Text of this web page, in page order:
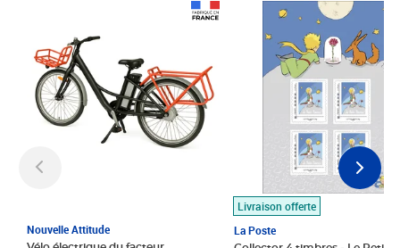
Nouvelle Attitude
Livraison offerte
La Poste
Prix 7,50€